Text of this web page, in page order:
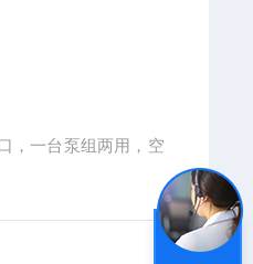
，一台泵组两用，空